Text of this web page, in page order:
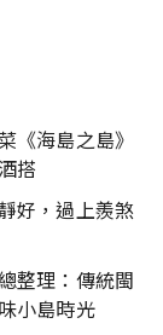
《海島之島》
搭
好，過上羨煞
整理：傳統閩
小島時光